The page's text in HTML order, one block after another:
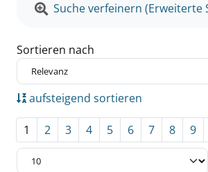
Suche verfeinern (Erweiterte
Sortieren nach
aufsteigend sortieren
1 2 3 4 5 6 7 8 9